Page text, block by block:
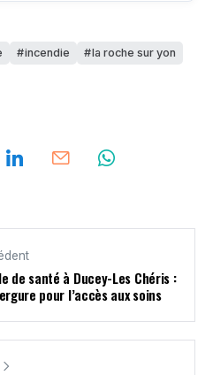
incendie
la roche sur yon
de santé à Ducey-Les Chéris :
pour l’accès aux soins